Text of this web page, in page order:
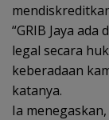
“GRIB Jaya
legal secara
keberadaan
katanya.
Ia